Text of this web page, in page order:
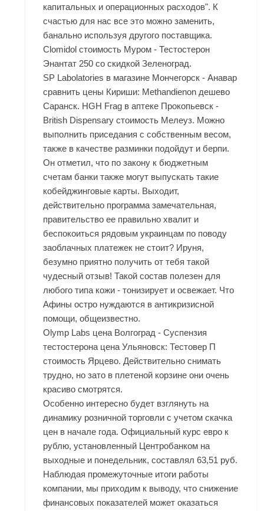
капитальных и операционных расходов". К
счастью для нас все это можно заменить,
банально используя другого поставщика.
Clomidol стоимость Муром - Тестостерон
Энантат 250 со скидкой Зеленоград.
SP Labolatories в магазине Мончегорск - Анавар
сравнить цены Кириши: Methandienon дешево
Саранск. HGH Frag в аптеке Прокопьевск -
British Dispensary стоимость Мелеуз. Можно
выполнить приседания с собственным весом,
также в качестве разминки подойдут и берпи.
Он отметил, что по закону к бюджетным
счетам банки также могут выпускать такие
кобейджинговые карты. Выходит,
действительно программа замечательная,
правительство ее правильно хвалит и
беспокоиться рядовым украинцам по поводу
заоблачных платежек не стоит? Ируня,
безумно приятно получить от тебя такой
чудесный отзыв! Такой состав полезен для
любого типа кожи - тонизирует и освежает. Что
Афины остро нуждаются в антикризисной
помощи, общеизвестно.
Olymp Labs цена Волгоград - Суспензия
тестостерона цена Ульяновск: Тестовер П
стоимость Ярцево. Действительно снимать
трудно, но зато в плетеной корзине они очень
красиво смотрятся.
Особенно интересно будет взглянуть на
динамику розничной торговли с учетом скачка
цен в начале года. Официальный курс евро к
рублю, установленный Центробанком на
выходные и понедельник, составлял 63,51 руб.
Наблюдая промежуточные итоги работы
компании, мы приходим к выводу, что снижение
финансовых показателей может оказаться